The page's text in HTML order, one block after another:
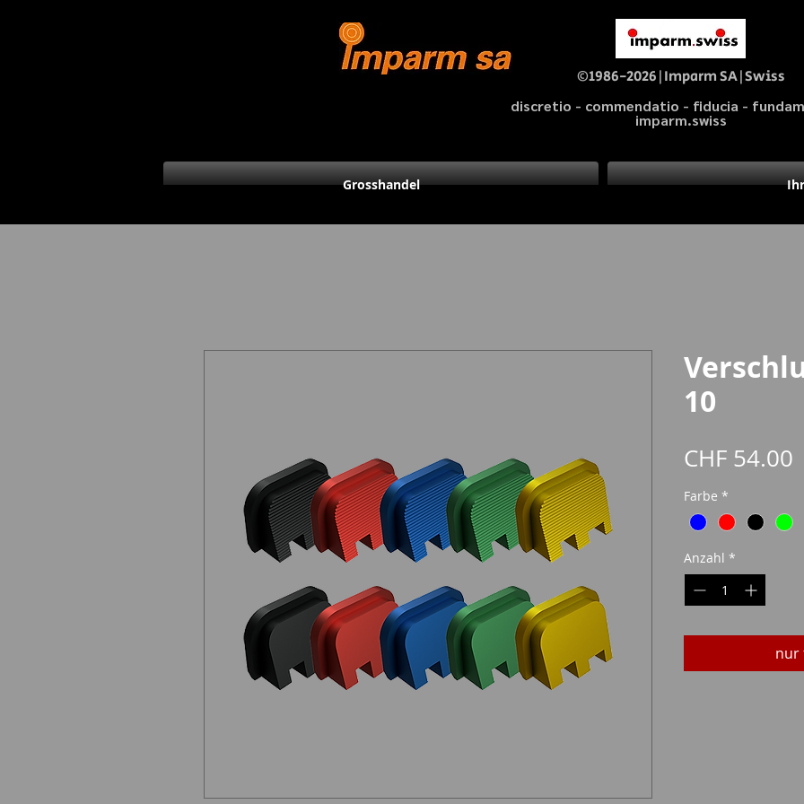
©1986-2026|Imparm SA|Swiss
discretio - commendatio - fiducia -
imparm.swiss
Grosshandel
10
CHF 54.00
Farbe *
Anzahl *
nur